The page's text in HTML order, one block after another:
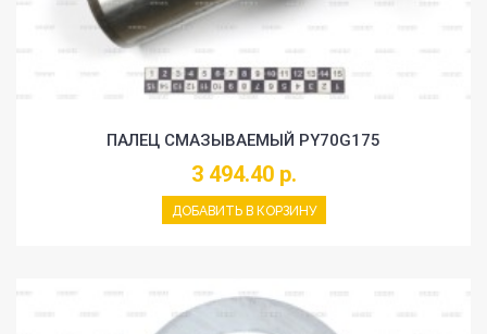
ПАЛЕЦ СМАЗЫВАЕМЫЙ PY70G175
3 494.40 р.
ДОБАВИТЬ В КОРЗИНУ